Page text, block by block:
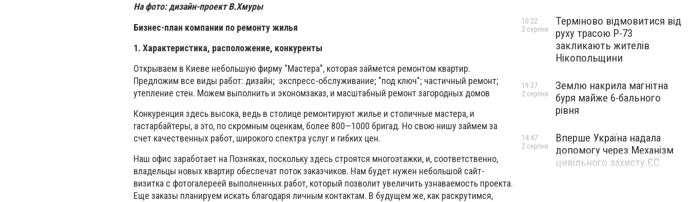
На фото: дизайн-проект В.Хмуры
Бизнес-план компании по ремонту жилья
1. Характеристика, расположение, конкуренты
Открываем в Киеве небольшую фирму "Мастера", которая займется ремонтом квартир.
Предложим все виды работ: дизайн; экспресс-обслуживание; "под ключ"; частичный ремонт;
утепление стен. Можем выполнить и экономзаказ, и масштабный ремонт загородных домов
Конкуренция здесь высока, ведь в столице ремонтируют жилье и столичные мастера, и
гастарбайтеры, а это, по скромным оценкам, более 800—1000 бригад. Но свою нишу займем за
счет качественных работ, широкого спектра услуг и гибких цен.
Наш офис заработает на Позняках, поскольку здесь строятся многоэтажки, и, соответственно,
владельцы новых квартир обеспечат поток заказчиков. Нам будет нужен небольшой сайт-
визитка с фотогалереей выполненных работ, который позволит увеличить узнаваемость проекта.
Еще заказы планируем искать благодаря личным контактам. В будущем же, как раскрутимся,
Терміново відмовитися від
руху трасою Р-73
закликають жителів
Нікопольщини
10:22
3 серпня
Землю накрила магнітна
буря майже 6-бального
рівня
19:37
2 серпня
Вперше Україна надала
допомогу через Механізм
цивільного захисту ЄС
14:47
2 серпня